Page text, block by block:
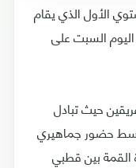
الأول الذي يقام
السبت على
حيث تبادل
وسط حضور جماهيري
القمة بين قطبي